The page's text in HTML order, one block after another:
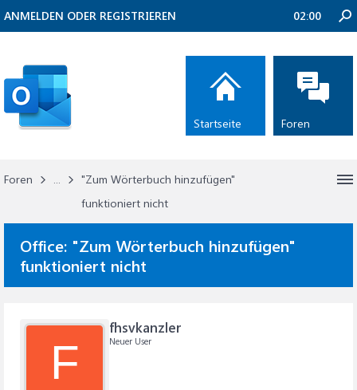
Foren ...
"Zum Wörterbuch hinzufügen"
funktioniert nicht
Office: "Zum Wörterbuch hinzufügen"
funktioniert nicht
F
fhsvkanzler
Neuer User
ANMELDEN ODER REGISTRIEREN 02:00
Startseite Foren